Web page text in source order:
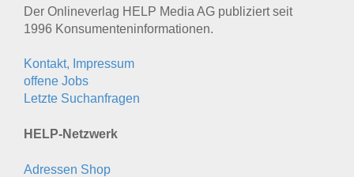
Der Onlineverlag HELP Media AG publiziert seit
1996 Konsumenten­informationen.
Kontakt, Impressum
offene Jobs
Letzte Suchanfragen
HELP-Netzwerk
Adressen Shop